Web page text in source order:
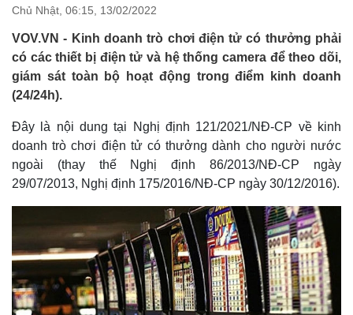
Chủ Nhật, 06:15, 13/02/2022
VOV.VN - Kinh doanh trò chơi điện tử có thưởng phải
có các thiết bị điện tử và hệ thống camera để theo dõi,
giám sát toàn bộ hoạt động trong điểm kinh doanh
(24/24h).
Đây là nội dung tại Nghị định 121/2021/NĐ-CP về kinh
doanh trò chơi điện tử có thưởng dành cho người nước
ngoài (thay thế Nghị định 86/2013/NĐ-CP ngày
29/07/2013, Nghị định 175/2016/NĐ-CP ngày 30/12/2016).